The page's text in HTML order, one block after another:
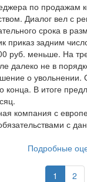
по продажам
Диалог вел с
срока в
приказ задним
руб. меньше. На
далеко не в
о увольнении.
В итоге
компания с
с
Подробные
1 2